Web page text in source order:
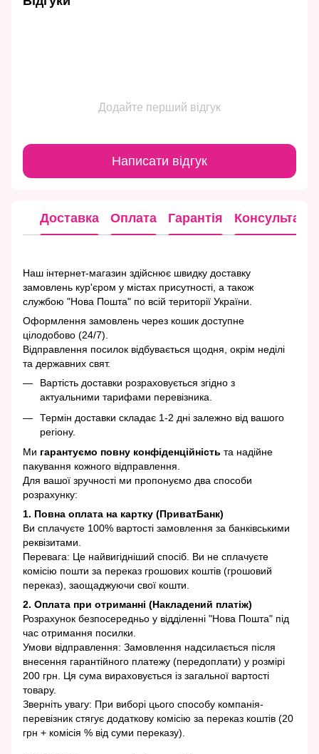
Додайте перший відгук
Написати відгук
Доставка Оплата Гарантія Консультація
Наш інтернет-магазин здійснює швидку доставку
замовлень кур'єром у містах присутності, а також
службою "Нова Пошта" по всій території України.
Оформлення замовлень через кошик доступне
цілодобово (24/7).
Відправлення посилок відбувається щодня, окрім неділі
та державних свят.
Вартість доставки розраховується згідно з
актуальними тарифами перевізника.
Термін доставки складає 1-2 дні залежно від вашого
регіону.
Ми гарантуємо повну конфіденційність та надійне
пакування кожного відправлення.
Для вашої зручності ми пропонуємо два способи
розрахунку:
1. Повна оплата на картку (ПриватБанк)
Ви сплачуєте 100% вартості замовлення за банківськими
реквізитами.
Перевага: Це найвигідніший спосіб. Ви не сплачуєте
комісію пошти за переказ грошових коштів (грошовий
переказ), заощаджуючи свої кошти.
2. Оплата при отриманні (Накладений платіж)
Розрахунок безпосередньо у відділенні "Нова Пошта" під
час отримання посилки.
Умови відправлення: Замовлення надсилається після
внесення гарантійного платежу (передоплати) у розмірі
200 грн. Ця сума вираховується із загальної вартості
товару.
Зверніть увагу: При виборі цього способу компанія-
перевізник стягує додаткову комісію за переказ коштів (20
грн + комісія % від суми переказу).